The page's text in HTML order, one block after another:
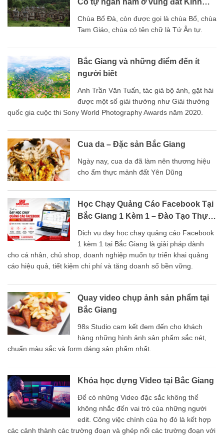
Cổ tự ngàn năm ở vùng đất Kinh
Chùa Bổ Đà, còn được gọi là chùa Bổ, chùa
Tam Giáo, chùa có tên chữ là Tứ Ân tự.
Bắc Giang và những điểm đến ít
người biết
Anh Trần Văn Tuấn, tác giả bộ ảnh, gặt hái
được một số giải thưởng như Giải thưởng
quốc gia cuộc thi Sony World Photography Awards năm 2020.
Cua da – Đặc sản Bắc Giang
Ngày nay, cua da đã làm nên thương hiệu
cho ẩm thực mảnh đất Yên Dũng
Học Chạy Quảng Cáo Facebook Tại
Bắc Giang 1 Kèm 1 – Đào Tạo Thực
Dịch vụ dạy học chạy quảng cáo Facebook
1 kèm 1 tại Bắc Giang là giải pháp dành
cho cá nhân, chủ shop, doanh nghiệp muốn tự triển khai quảng
cáo hiệu quả, tiết kiệm chi phí và tăng doanh số bền vững.
Quay video chụp ảnh sản phẩm tại
Bắc Giang
98s Studio cam kết đem đến cho khách
hàng những hình ảnh sản phẩm sắc nét,
chuẩn màu sắc và form dáng sản phẩm nhất.
Khóa học dựng Video tại Bắc Giang
Để có những Video đặc sắc không thể
không nhắc đến vai trò của những người
edit. Công việc chính của họ đó là kết hợp
các cảnh thành các trường đoạn và ghép nối các trường đoạn với